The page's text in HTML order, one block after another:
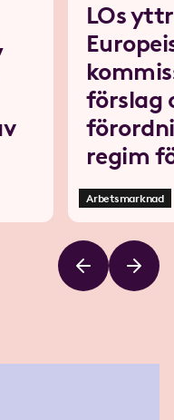
LOs
förslag
regim
Arbetsmarknad